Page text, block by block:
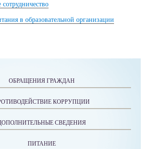
в образовательной организации
ОБРАЩЕНИЯ ГРАЖДАН
КОРРУПЦИИ
СВЕДЕНИЯ
ПИТАНИЕ